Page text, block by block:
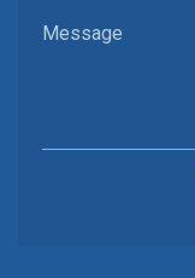
Message